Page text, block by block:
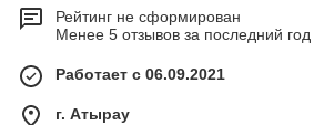
Рейтинг не сформирован
Менее 5 отзывов за последний год
Работает с 06.09.2021
г. Атырау